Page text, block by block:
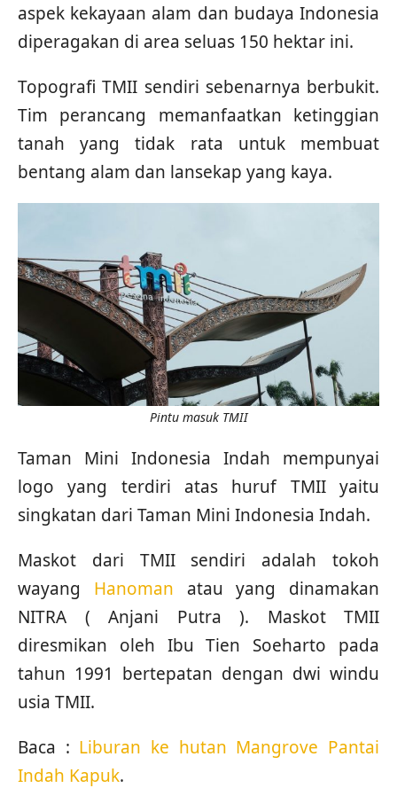
aspek kekayaan alam dan budaya Indonesia
diperagakan di area seluas 150 hektar ini.
Topografi TMII sendiri sebenarnya berbukit.
Tim perancang memanfaatkan ketinggian
tanah yang tidak rata untuk membuat
bentang alam dan lansekap yang kaya.
Pintu masuk TMII
Taman Mini Indonesia Indah mempunyai
logo yang terdiri atas huruf TMII yaitu
singkatan dari Taman Mini Indonesia Indah.
Maskot dari TMII sendiri adalah tokoh
wayang Hanoman atau yang dinamakan
NITRA ( Anjani Putra ). Maskot TMII
diresmikan oleh Ibu Tien Soeharto pada
tahun 1991 bertepatan dengan dwi windu
usia TMII.
Baca : Liburan ke hutan Mangrove Pantai
Indah Kapuk.